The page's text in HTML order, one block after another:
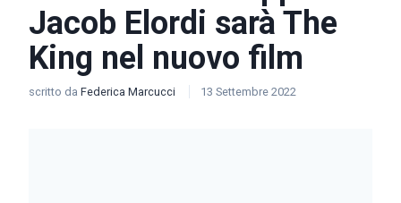
Jacob Elordi sarà The
King nel nuovo film
scritto da Federica Marcucci 13 Settembre 2022